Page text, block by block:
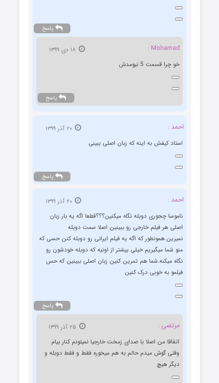
پاسخ
Mohamad :
خو چرا قسمت 5 نیومدش
پاسخ
احمد :
استاد کیفش به اینه که زبان اصلی ببینی
پاسخ
احمد :
ناموسا چجوری دوبله نگاه میکنین؟؟؟قطعا اگه یه بار زبان
اصلی هر فیلم خارجی رو ببینین اصلا سمت دوبله
نمیرین.همونطور که اگه یه فیلم ایرانی رو دوبله کنن حسی که
منو شما میگیریم خیلی بیشتر از اونیه که دوبله خودشون رو
نگاه میکنه.شما هم تمرین کنین زبان اصلی ببینین که حس
فیلمو به خوبی درک کنین
پاسخ
مرتضی :
اتفاقا من اصلا با صدای زمخت خارجیا نمیتونم کنار بیام
وقتی گوش میدم حالم به هم میخوره فقط و فقط دوبله و
دیگر هیچ